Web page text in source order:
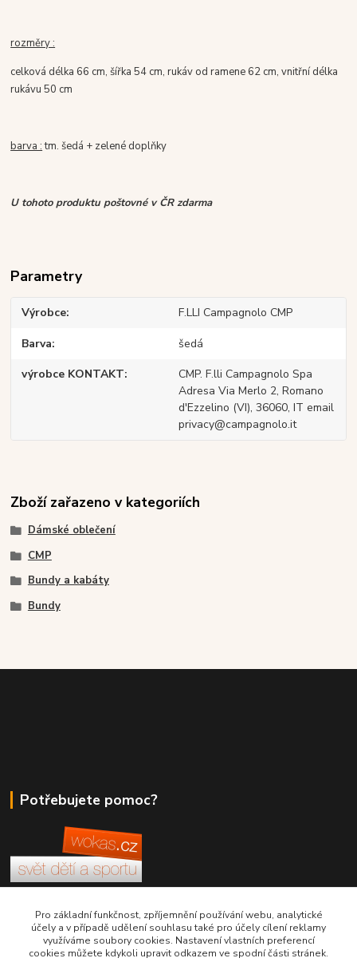
rozměry :
celková délka 66 cm, šířka 54 cm, rukáv od ramene 62 cm, vnitřní délka
rukávu 50 cm
barva :tm. šedá + zelené doplňky
U tohoto produktu poštovné v ČR zdarma
Parametry
Výrobce F.LLI Campagnolo CMP
Barva šedá
výrobce KONTAKT
CMP. F.lli Campagnolo Spa
Adresa Via Merlo 2, Romano
d'Ezzelino (VI), 36060, IT email
privacy@campagnolo.it
Zboží zařazeno v kategoriích
Dámské oblečení
CMP
Bundy a kabáty
Bundy
Potřebujete pomoc?
+420 380 830 198
wokas.online@yahoo.cz
Pro základní funkčnost, zpříjemnění používání webu, analytické
účely a v případě udělení souhlasu také pro účely cílení reklamy
využíváme soubory cookies. Nastavení vlastních preferencí
cookies můžete kdykoli upravit odkazem ve spodní části stránek.